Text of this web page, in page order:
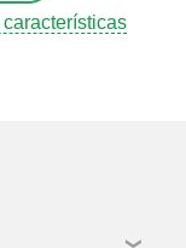
características